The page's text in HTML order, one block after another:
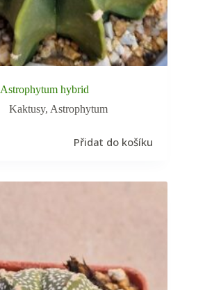
Astrophytum hybrid
Kaktusy, Astrophytum
Přidat do košíku